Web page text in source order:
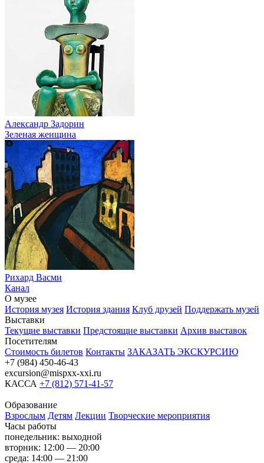
Александр Задорин
Зеленая женщина
Рихард Васми
Канал
О музее
История музея История здания Клуб друзей Поддержать музей
Выставки
Текущие выставки Предстоящие выставки Архив выставок
Посетителям
Стоимость билетов Контакты ЗАКАЗАТЬ ЭКСКУРСИЮ
+7 (984) 450-46-43
excursion@mispxx-xxi.ru
КАССА +7 (812) 571-41-57
Образование
Взрослым Детям Лекции Творческие мероприятия
Часы работы
понедельник: выходной
вторник: 12:00 — 20:00
среда: 14:00 — 21:00